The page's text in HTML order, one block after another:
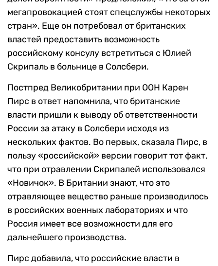
мегапровокацией стоят спецслужбы некоторых
стран». Еще он потребовал от британских
властей предоставить возможность
российскому консулу встретиться с Юлией
Скрипаль в больнице в Солсбери.
Постпред Великобритании при ООН Карен
Пирс в ответ напомнила, что британские
власти пришли к выводу об ответственности
России за атаку в Солсбери исходя из
нескольких фактов. Во первых, сказала Пирс, в
пользу «российской» версии говорит тот факт,
что при отравлении Скрипалей использовался
«Новичок». В Британии знают, что это
отравляющее вещество раньше производилось
в российских военных лабораториях и что
Россия имеет все возможности для его
дальнейшего производства.
Пирс добавила, что российские власти в